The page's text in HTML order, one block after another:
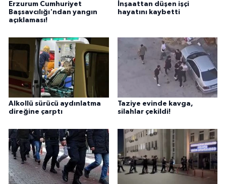
Erzurum Cumhuriyet
Başsavcılığı'ndan yangın
açıklaması!
İnşaattan düşen işçi
hayatını kaybetti
Alkollü sürücü aydınlatma
direğine çarptı
Taziye evinde kavga,
silahlar çekildi!